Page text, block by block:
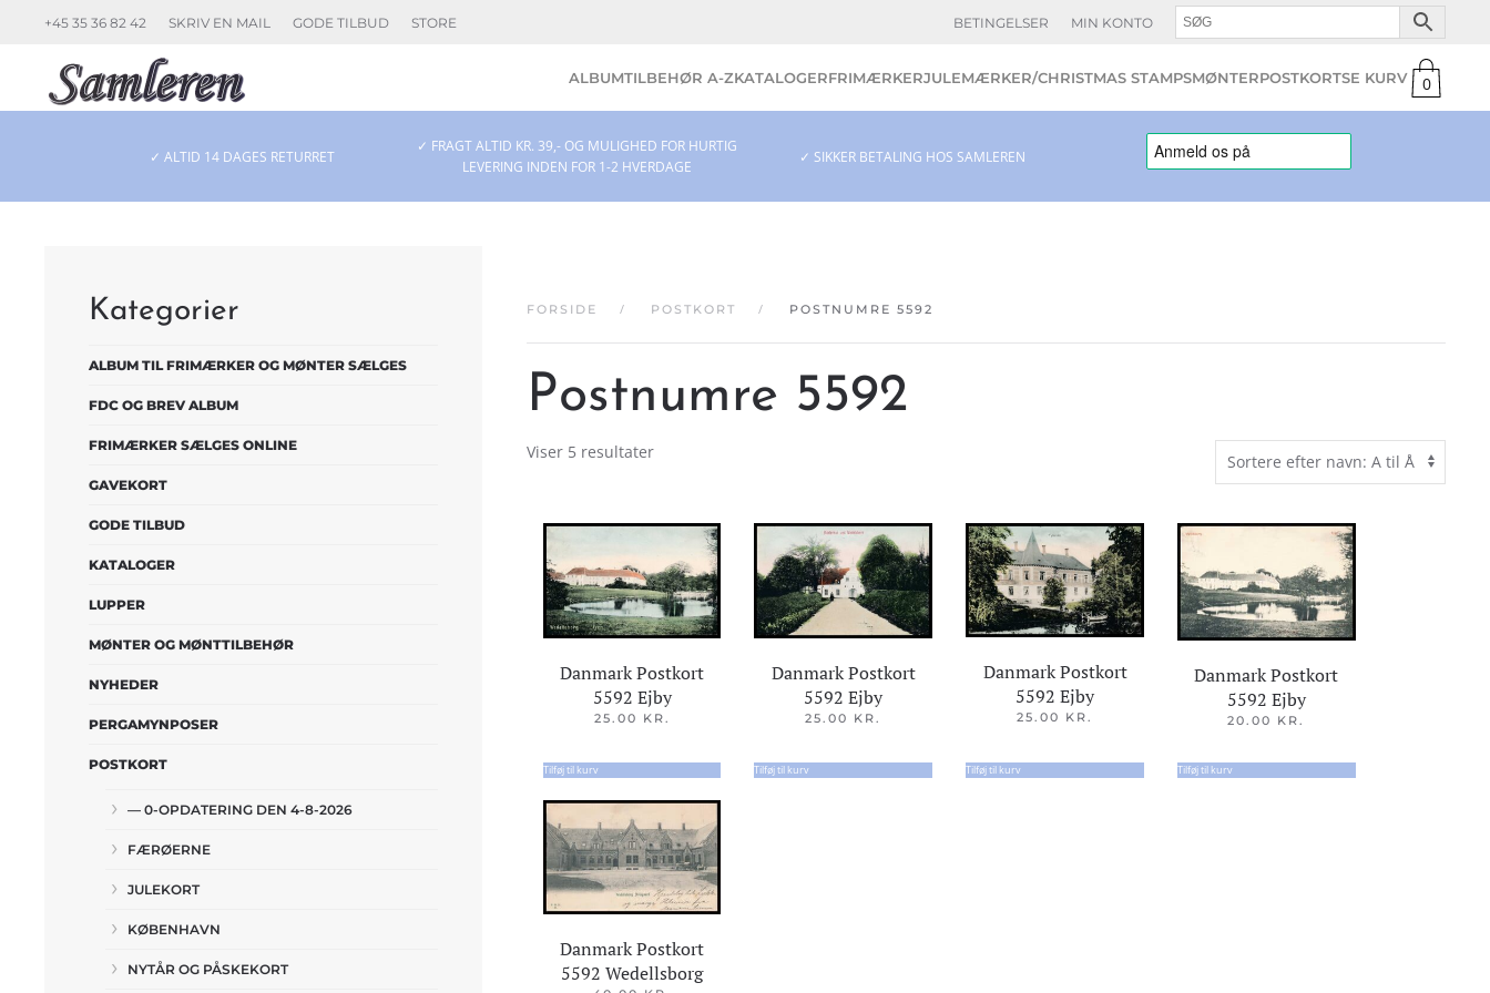
Skip to main content
+45 35 36 82 42 SKRIV EN MAIL GODE TILBUD STORE BETINGELSER MIN KONTO
ALBUMTILBEHØR A-ZKATALOGERFRIMÆRKERJULEMÆRKER/CHRISTMAS STAMPSMØNTERPOSTKORT 0
✓ ALTID 14 DAGES RETURRET
✓ FRAGT ALTID KR. 39,- OG MULIGHED FOR HURTIG
LEVERING INDEN FOR 1-2 HVERDAGE
✓ SIKKER BETALING HOS SAMLEREN
Kategorier
ALBUM TIL FRIMÆRKER OG MØNTER SÆLGES
FDC OG BREV ALBUM
FRIMÆRKER SÆLGES ONLINE
GAVEKORT
GODE TILBUD
KATALOGER
LUPPER
MØNTER OG MØNTTILBEHØR
NYHEDER
PERGAMYNPOSER
POSTKORT
— 0-OPDATERING DEN 4-8-2026
FÆRØERNE
JULEKORT
KØBENHAVN
NYTÅR OG PÅSKEKORT
FORSIDE POSTKORT POSTNUMRE 5592
Postnumre 5592
Viser 5 resultater
Danmark Postkort
5592 Ejby
25.00 KR.
Tilføj til kurv
Danmark Postkort
5592 Ejby
25.00 KR.
Tilføj til kurv
Danmark Postkort
5592 Ejby
25.00 KR.
Tilføj til kurv
Danmark Postkort
5592 Ejby
20.00 KR.
Tilføj til kurv
Danmark Postkort
5592 Wedellsborg